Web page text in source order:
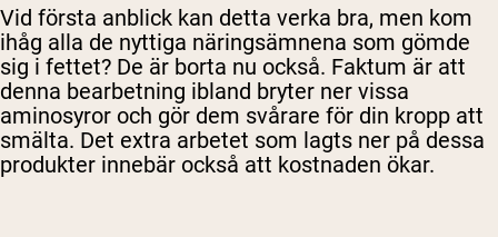
Vid första anblick kan detta verka bra, men kom
ihåg alla de nyttiga näringsämnena som gömde
sig i fettet? De är borta nu också. Faktum är att
denna bearbetning ibland bryter ner vissa
aminosyror och gör dem svårare för din kropp att
smälta. Det extra arbetet som lagts ner på dessa
produkter innebär också att kostnaden ökar.